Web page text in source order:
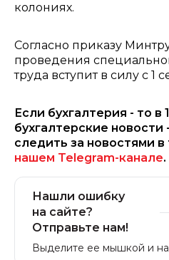
колониях.
Согласно приказу
проведения
труда вступит в силу с 1
Если бухгалтерия - то в
бухгалтерские новости
следить за новостями
нашем Telegram-канале.
Нашли ошибку
на сайте?
Отправьте нам!
Выделите ее мышкой и